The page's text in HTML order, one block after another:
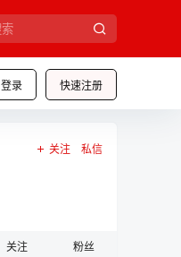
登录 快速注册
关注 私信
关注 粉丝